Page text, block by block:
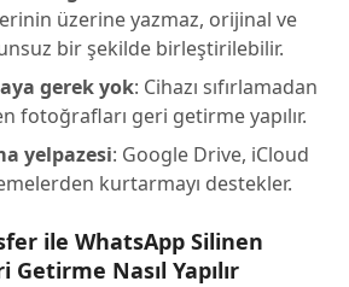
üzerine yazmaz, orijinal ve
bir şekilde birleştirilebilir.
gerek yok: Cihazı sıfırlamadan
fotoğrafları geri getirme yapılır.
yelpazesi: Google Drive, iCloud
kurtarmayı destekler.
ile WhatsApp Silinen
Getirme Nasıl Yapılır